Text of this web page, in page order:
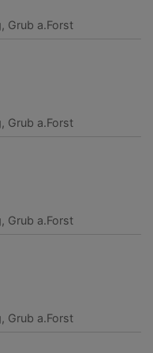
Grub a.Forst
Grub a.Forst
Grub a.Forst
Grub a.Forst